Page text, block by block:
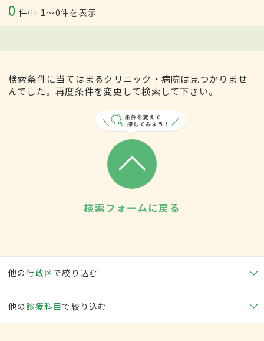
0 件中 1〜0件を表示
検索条件に当てはまるクリニック・病院は見つかりませ
んでした。再度条件を変更して検索して下さい。
検索フォームに戻る
他の行政区で絞り込む
他の 診療科目で絞り込む